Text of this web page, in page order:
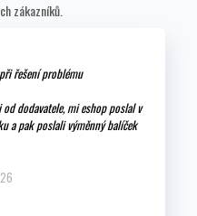
zákazníků.
řešení problému
dodavatele, mi eshop poslal v
a pak poslali výměnný balíček